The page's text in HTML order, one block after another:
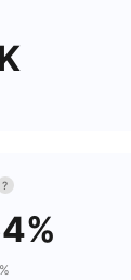
?